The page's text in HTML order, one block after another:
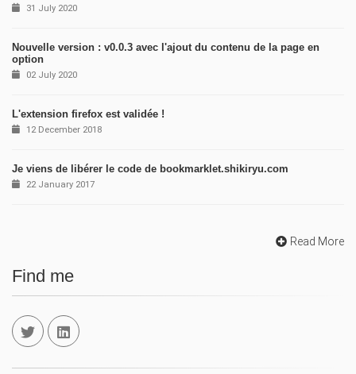
31 July 2020
Nouvelle version : v0.0.3 avec l'ajout du contenu de la page en
option
02 July 2020
L'extension firefox est validée !
12 December 2018
Je viens de libérer le code de bookmarklet.shikiryu.com
22 January 2017
Read More
Find me